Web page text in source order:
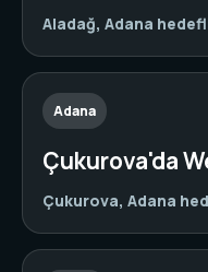
Aladağ, Adana
Adana
Çukurova'da
Çukurova, Adana